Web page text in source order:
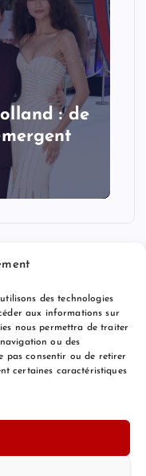
des technologies
aux informations sur
nous permettra de traiter
ou des
pas consentir ou de retirer
certaines caractéristiques
: de